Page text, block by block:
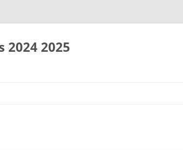
2024 2025